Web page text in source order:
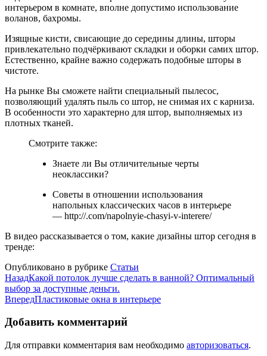
интерьером в комнате, вполне допустимо использование
воланов, бахромы.
Изящные кисти, свисающие до середины длины, шторы
привлекательно подчёркивают складки и оборки самих штор.
Естественно, крайне важно содержать подобные шторы в
чистоте.
На рынке Вы сможете найти специальный пылесос,
позволяющий удалять пыль со штор, не снимая их с карниза.
В особенности это характерно для штор, выполняемых из
плотных тканей.
Смотрите также:
Знаете ли Вы отличительные черты
неоклассики?
Советы в отношении использования
напольных классических часов в интерьере
— http://.com/napolnyie-chasyi-v-interere/
В видео рассказывается о том, какие дизайны штор сегодня в
тренде:
Опубликовано в рубрике Статьи
НазадКакой потолок лучше сделать в ванной? Оптимальный
выбор за доступные деньги.
ВпередПластиковые окна в интерьере
Добавить комментарий
Для отправки комментария вам необходимо авторизоваться.